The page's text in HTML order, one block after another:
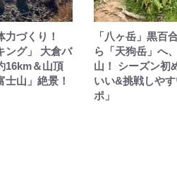
力づくり！
ング」 大倉バ
16km＆山頂
士山」絶景！
「八ヶ岳」黒百
ら「天狗岳」へ
山！ シーズン初
いい&挑戦しや
ポ」